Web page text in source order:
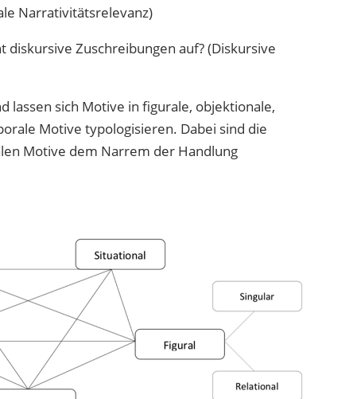
Narrativitätsrelevanz)
diskursive Zuschreibungen auf? (Diskursive
lassen sich Motive in figurale, objektionale,
Motive typologisieren. Dabei sind die
Motive dem Narrem der Handlung